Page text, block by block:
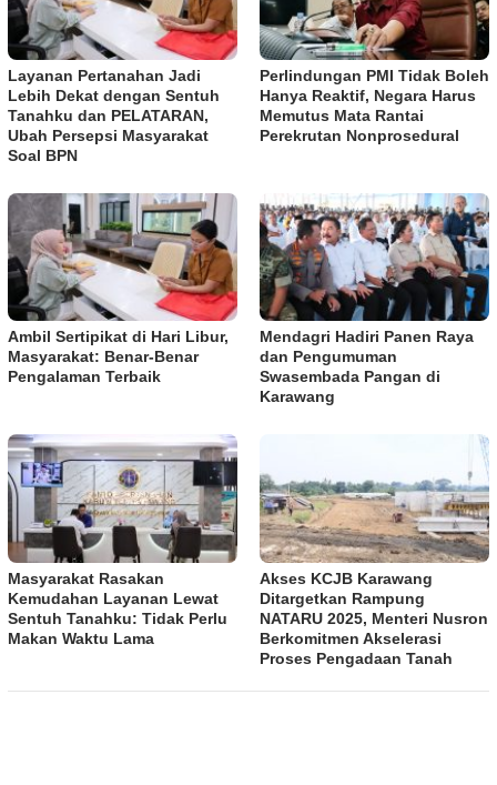
Layanan Pertanahan Jadi
Lebih Dekat dengan Sentuh
Tanahku dan PELATARAN,
Ubah Persepsi Masyarakat
Soal BPN
Perlindungan PMI Tidak Boleh
Hanya Reaktif, Negara Harus
Memutus Mata Rantai
Perekrutan Nonprosedural
Ambil Sertipikat di Hari Libur,
Masyarakat: Benar-Benar
Pengalaman Terbaik
Mendagri Hadiri Panen Raya
dan Pengumuman
Swasembada Pangan di
Karawang
Masyarakat Rasakan
Kemudahan Layanan Lewat
Sentuh Tanahku: Tidak Perlu
Makan Waktu Lama
Akses KCJB Karawang
Ditargetkan Rampung
NATARU 2025, Menteri Nusron
Berkomitmen Akselerasi
Proses Pengadaan Tanah